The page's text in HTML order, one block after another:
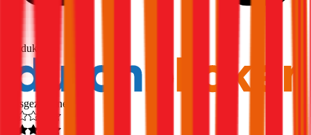
Produktnote
Ausgezeichnet